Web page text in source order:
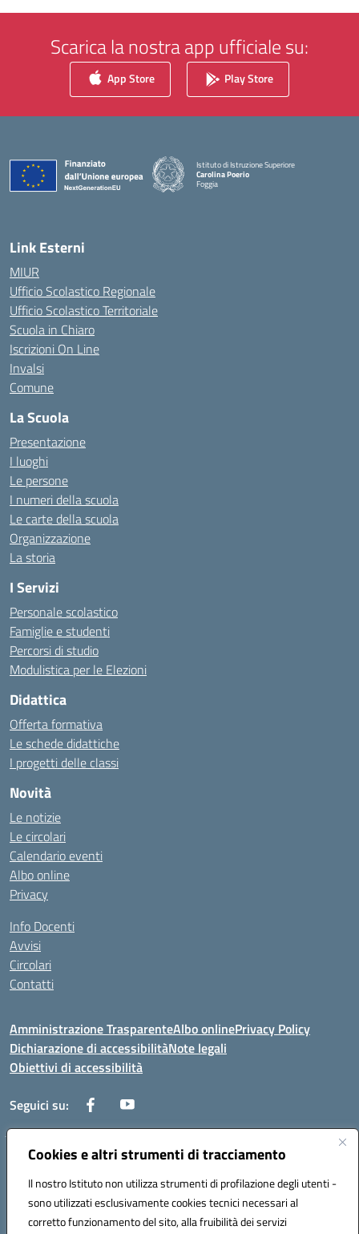
Cookies e altri strumenti di tracciamento
Il nostro Istituto non utilizza strumenti di profilazione degli utenti -
sono utilizzati esclusivamente cookies tecnici necessari al
corretto funzionamento del sito, alla fruibilità dei servizi
Scarica la nostra app ufficiale su:
App Store Play Store
Istituto di Istruzione Superiore
Carolina Poerio
Foggia
— Visita la pagina iniziale della scuola
Link Esterni
MIUR
Ufficio Scolastico Regionale
Ufficio Scolastico Territoriale
Scuola in Chiaro
Iscrizioni On Line
Invalsi
Comune
La Scuola
Presentazione
I luoghi
Le persone
I numeri della scuola
Le carte della scuola
Organizzazione
La storia
I Servizi
Personale scolastico
Famiglie e studenti
Percorsi di studio
Modulistica per le Elezioni
Didattica
Offerta formativa
Le schede didattiche
I progetti delle classi
Novità
Le notizie
Le circolari
Calendario eventi
Albo online
Privacy
Info Docenti
Avvisi
Circolari
Contatti
Amministrazione TrasparenteAlbo onlinePrivacy Policy
Dichiarazione di accessibilitàNote legali
Obiettivi di accessibilità
Seguici su:
Corso Roma, 1 71100 FOGGIA (FG)
Codice meccanografico: FGPM03000E
Mail: FGPM03000E@istruzione.it - PEC:
FGPM03000E@pec.istruzione.it